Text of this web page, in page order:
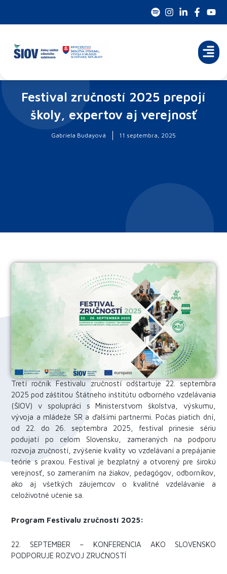
Festival zručností 2025 prepojí
školy, expertov aj verejnosť
Gabriela Budayová 11 septembra, 2025
Tretí ročník Festivalu zručností odštartuje 22. septembra
2025 pod záštitou Štátneho inštitútu odborného vzdelávania
(ŠIOV) v spolupráci s Ministerstvom školstva, výskumu,
vývoja a mládeže SR a ďalšími partnermi. Počas piatich dní,
od 22. do 26. septembra 2025, festival prinesie sériu
podujatí po celom Slovensku, zameraných na podporu
rozvoja zručností, zvýšenie kvality vo vzdelávaní a prepájanie
teórie s praxou. Festival je bezplatný a otvorený pre širokú
verejnosť, so zameraním na žiakov, pedagógov, odborníkov,
ako aj všetkých záujemcov o kvalitné vzdelávanie a
celoživotné učenie sa.
Program Festivalu zručností 2025:
22. SEPTEMBER – KONFERENCIA AKO SLOVENSKO
PODPORUJE ROZVOJ ZRUČNOSTÍ